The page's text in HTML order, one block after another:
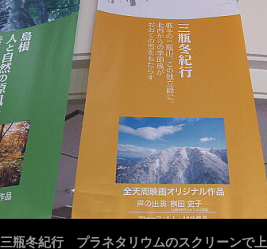
三瓶冬紀行 プラネタリウムのスクリーンで